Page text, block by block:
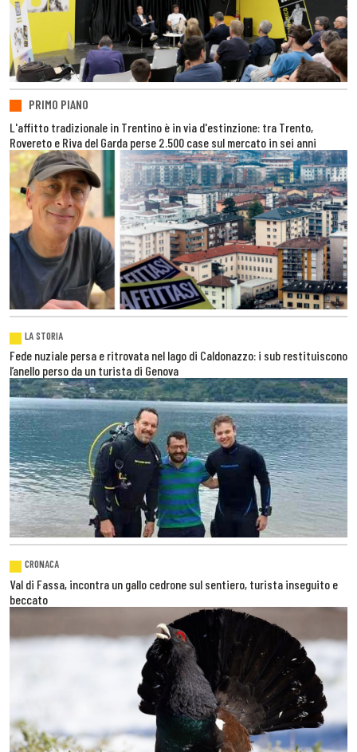
PRIMO PIANO
L'affitto tradizionale in Trentino è in via d'estinzione: tra Trento,
Rovereto e Riva del Garda perse 2.500 case sul mercato in sei anni
LA STORIA
Fede nuziale persa e ritrovata nel lago di Caldonazzo: i sub restituiscono
l’anello perso da un turista di Genova
CRONACA
Val di Fassa, incontra un gallo cedrone sul sentiero, turista inseguito e
beccato